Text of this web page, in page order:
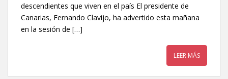
descendientes que viven en el país El presidente de
Canarias, Fernando Clavijo, ha advertido esta mañana
en la sesión de […]
LEER MÁS